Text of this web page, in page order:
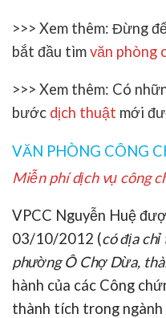
>>> Xem thêm: Đừng
bắt đầu tìmvăn phòng
>>> Xem thêm: Có
bước dịch thuật mới
VĂN PHÒNG CÔNG
Miễn phí dịch vụ công
VPCC Nguyễn Huệ
03/10/2012 (có địa
phường Ô Chợ Dừa,
hành của các Công
thành tích trong